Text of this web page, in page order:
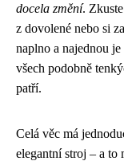
docela změní.
z dovolené nebo si
naplno a najednou
všech podobně
patří.
Celá věc má
elegantní stroj – a to